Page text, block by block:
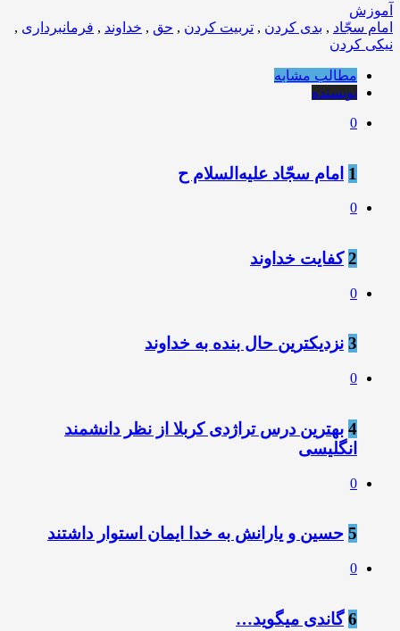
آموزش
امام سجّاد , بدى كردن , تربيت كردن , حق , خداوند , فرمانبردارى ,
نيكى كردن
مطالب مشابه
نویسنده
0
1 امام سجّاد عليه‌السلام ح
0
2 کفایت خداوند
0
3 نزديكترين حال بنده به خداوند
0
4 بهترین درس تراژدی کربلا از نظر دانشمند
انگلیسی
0
5 حسین و یارانش به خدا ایمان استوار داشتند
0
6 گاندی میگوید…